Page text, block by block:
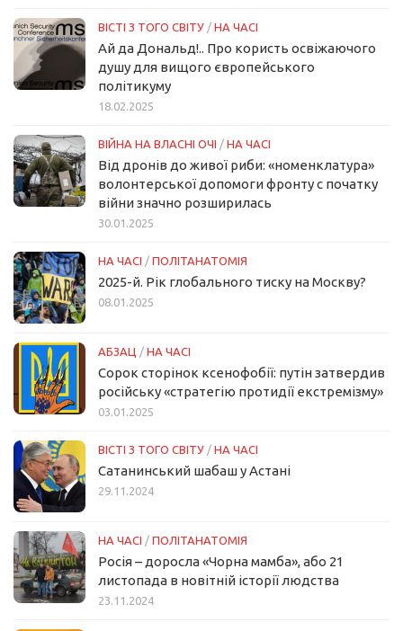
ВІСТІ З ТОГО СВІТУ / НА ЧАСІ
Ай да Дональд!.. Про користь освіжаючого
душу для вищого європейського
політикуму
18.02.2025
ВІЙНА НА ВЛАСНІ ОЧІ / НА ЧАСІ
Від дронів до живої риби: «номенклатура»
волонтерської допомоги фронту с початку
війни значно розширилась
30.01.2025
НА ЧАСІ / ПОЛІТАНАТОМІЯ
2025-й. Рік глобального тиску на Москву?
08.01.2025
АБЗАЦ / НА ЧАСІ
Сорок сторінок ксенофобії: путін затвердив
російську «стратегію протидії екстремізму»
03.01.2025
ВІСТІ З ТОГО СВІТУ / НА ЧАСІ
Сатанинський шабаш у Астані
29.11.2024
НА ЧАСІ / ПОЛІТАНАТОМІЯ
Росія – доросла «Чорна мамба», або 21
листопада в новітній історії людства
23.11.2024